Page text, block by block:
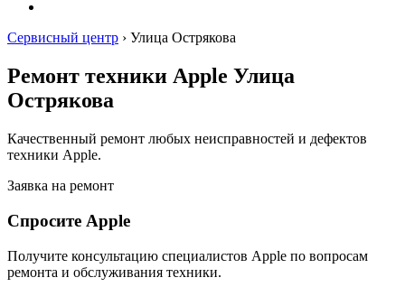
Сервисный центр › Улица Острякова
Ремонт техники Apple Улица
Острякова
Качественный ремонт любых неисправностей и дефектов
техники Apple.
Заявка на ремонт
Спросите Apple
Получите консультацию специалистов Apple по вопросам
ремонта и обслуживания техники.